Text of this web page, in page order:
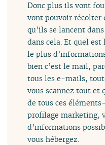
Donc plus ils vont
vont pouvoir récolter
qu’ils se lancent
dans cela. Et quel
le plus
bien c’est le mail,
tous les e-mails,
vous scannez tout et
de tous ces
profilage marketing,
d’informations
vous hébergez.